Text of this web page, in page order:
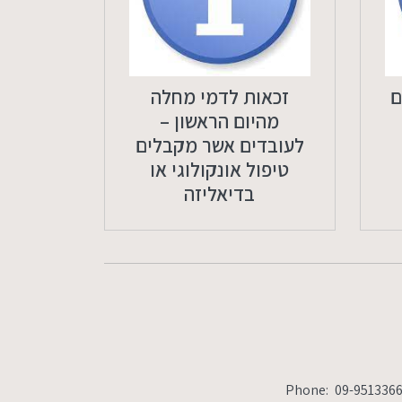
09-9513366 Fax:09-9513377
זכאות לדמי מחלה
מהיום הראשון –
לעובדים אשר מקבלים
טיפול אונקולוגי או
בדיאליזה
Phone: 09-9513366